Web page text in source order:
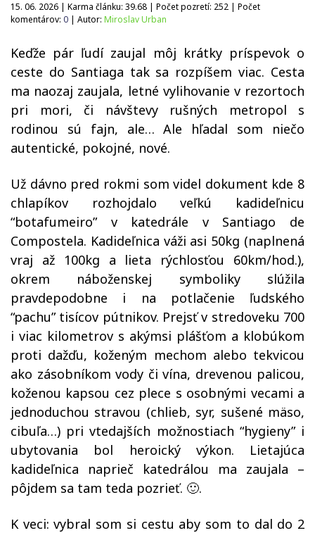
15. 06. 2026 | Karma článku: 39.68 | Počet pozretí: 252 | Počet
komentárov: 0 | Autor: Miroslav Urban
Keďže pár ľudí zaujal môj krátky príspevok o
ceste do Santiaga tak sa rozpíšem viac. Cesta
ma naozaj zaujala, letné vylihovanie v rezortoch
pri mori, či návštevy rušných metropol s
rodinou sú fajn, ale… Ale hľadal som niečo
autentické, pokojné, nové.
Už dávno pred rokmi som videl dokument kde 8
chlapíkov rozhojdalo veľkú kadideľnicu
“botafumeiro” v katedrále v Santiago de
Compostela. Kadideľnica váži asi 50kg (naplnená
vraj až 100kg a lieta rýchlosťou 60km/hod.),
okrem náboženskej symboliky slúžila
pravdepodobne i na potlačenie ľudského
“pachu” tisícov pútnikov. Prejsť v stredoveku 700
i viac kilometrov s akýmsi plášťom a klobúkom
proti dažďu, koženým mechom alebo tekvicou
ako zásobníkom vody či vína, drevenou palicou,
koženou kapsou cez plece s osobnými vecami a
jednoduchou stravou (chlieb, syr, sušené mäso,
cibuľa…) pri vtedajších možnostiach “hygieny” i
ubytovania bol heroický výkon. Lietajúca
kadideľnica naprieč katedrálou ma zaujala –
pôjdem sa tam teda pozrieť. 🙂.
K veci: vybral som si cestu aby som to dal do 2